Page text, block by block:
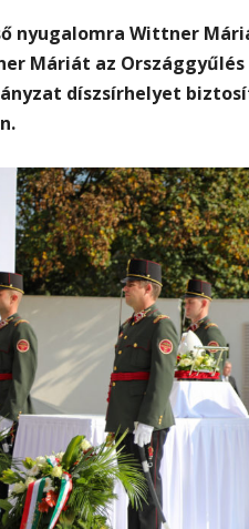
nyugalomra Wittner
Máriát az
díszsírhelyet